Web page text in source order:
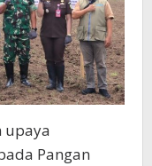
upaya
Pangan